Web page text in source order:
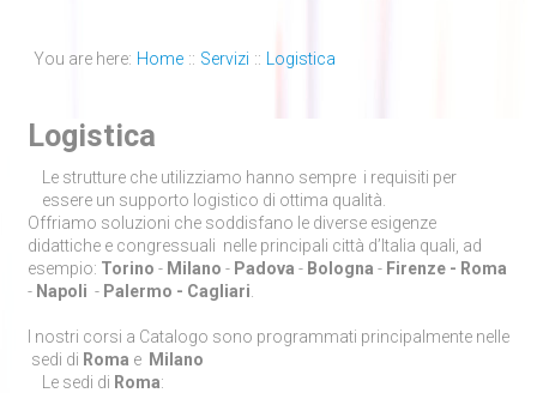
You are here: Home :: Servizi :: Logistica
Logistica
Le strutture che utilizziamo hanno sempre i requisiti per
essere un supporto logistico di ottima qualità.
Offriamo soluzioni che soddisfano le diverse esigenze
didattiche e congressuali nelle principali città d’Italia quali, ad
esempio: Torino - Milano - Padova - Bologna - Firenze - Roma
- Napoli - Palermo - Cagliari
I nostri corsi a Catalogo sono programmati principalmente nelle
sedi di Roma e Milano
Le sedi di Roma: